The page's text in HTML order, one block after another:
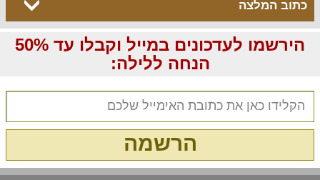
כתוב המלצה
הירשמו לעדכונים במייל וקבלו עד 50%
הנחה ללילה:
הרשמה